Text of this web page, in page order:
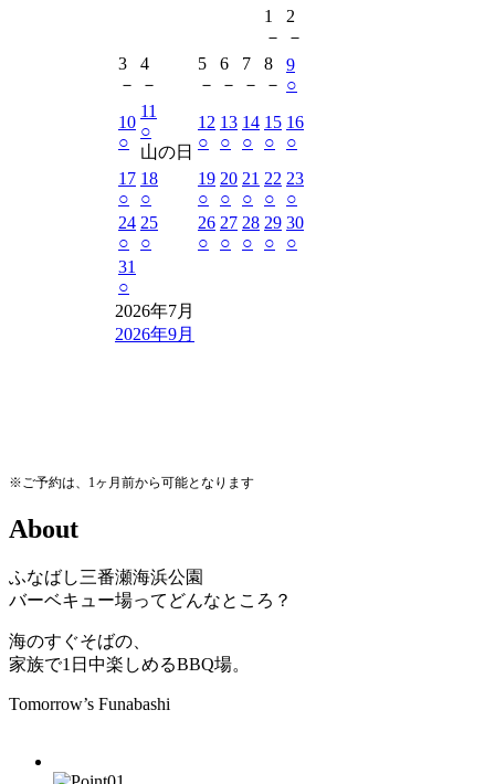
1
－
2
－
3
－
4
－
5
－
6
－
7
－
8
－
9
○
10
○
11
○
山の日
12
○
13
○
14
○
15
○
16
○
17
○
18
○
19
○
20
○
21
○
22
○
23
○
24
○
25
○
26
○
27
○
28
○
29
○
30
○
31
○
2026年7月
2026年9月
※ご予約は、1ヶ月前から可能となります
About
ふなばし三番瀬海浜公園
バーベキュー場ってどんなところ？
海のすぐそばの、
家族で1日中楽しめるBBQ場。
Tomorrow’s Funabashi